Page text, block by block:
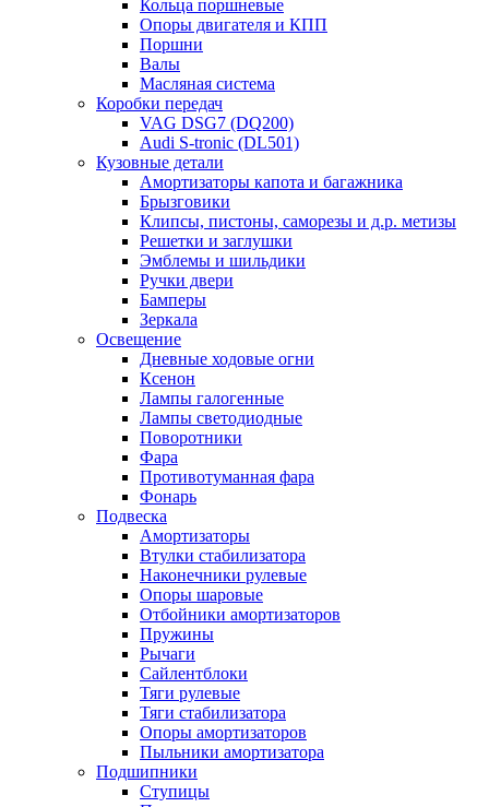
Кольца поршневые
Опоры двигателя и КПП
Поршни
Валы
Масляная система
Коробки передач
VAG DSG7 (DQ200)
Audi S-tronic (DL501)
Кузовные детали
Амортизаторы капота и багажника
Брызговики
Клипсы, пистоны, саморезы и д.р. метизы
Решетки и заглушки
Эмблемы и шильдики
Ручки двери
Бамперы
Зеркала
Освещение
Дневные ходовые огни
Ксенон
Лампы галогенные
Лампы светодиодные
Поворотники
Фара
Противотуманная фара
Фонарь
Подвеска
Амортизаторы
Втулки стабилизатора
Наконечники рулевые
Опоры шаровые
Отбойники амортизаторов
Пружины
Рычаги
Сайлентблоки
Тяги рулевые
Тяги стабилизатора
Опоры амортизаторов
Пыльники амортизатора
Подшипники
Ступицы